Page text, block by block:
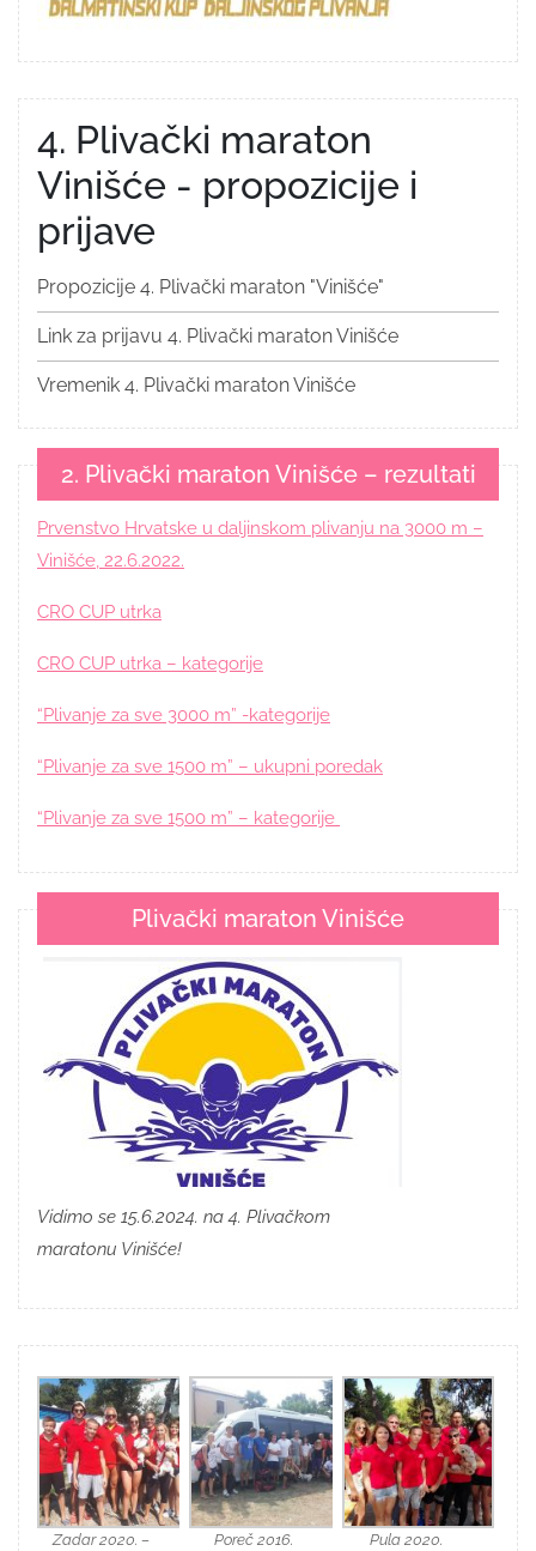
4. Plivački maraton
Vinišće - propozicije i
prijave
Propozicije 4. Plivački maraton "Vinišće"
Link za prijavu 4. Plivački maraton Vinišće
Vremenik 4. Plivački maraton Vinišće
2. Plivački maraton Vinišće – rezultati
Prvenstvo Hrvatske u daljinskom plivanju na 3000 m –
Vinišće, 22.6.2022.
CRO CUP utrka
CRO CUP utrka – kategorije
“Plivanje za sve 3000 m” -kategorije
“Plivanje za sve 1500 m” – ukupni poredak
“Plivanje za sve 1500 m” – kategorije
Plivački maraton Vinišće
Vidimo se 15.6.2024. na 4. Plivačkom
maratonu Vinišće!
Zadar 2020. –
Poreč 2016. Pula 2020.